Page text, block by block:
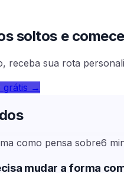
soltos e
receba sua rota
grátis →
como pensa sobre6
mudar a forma